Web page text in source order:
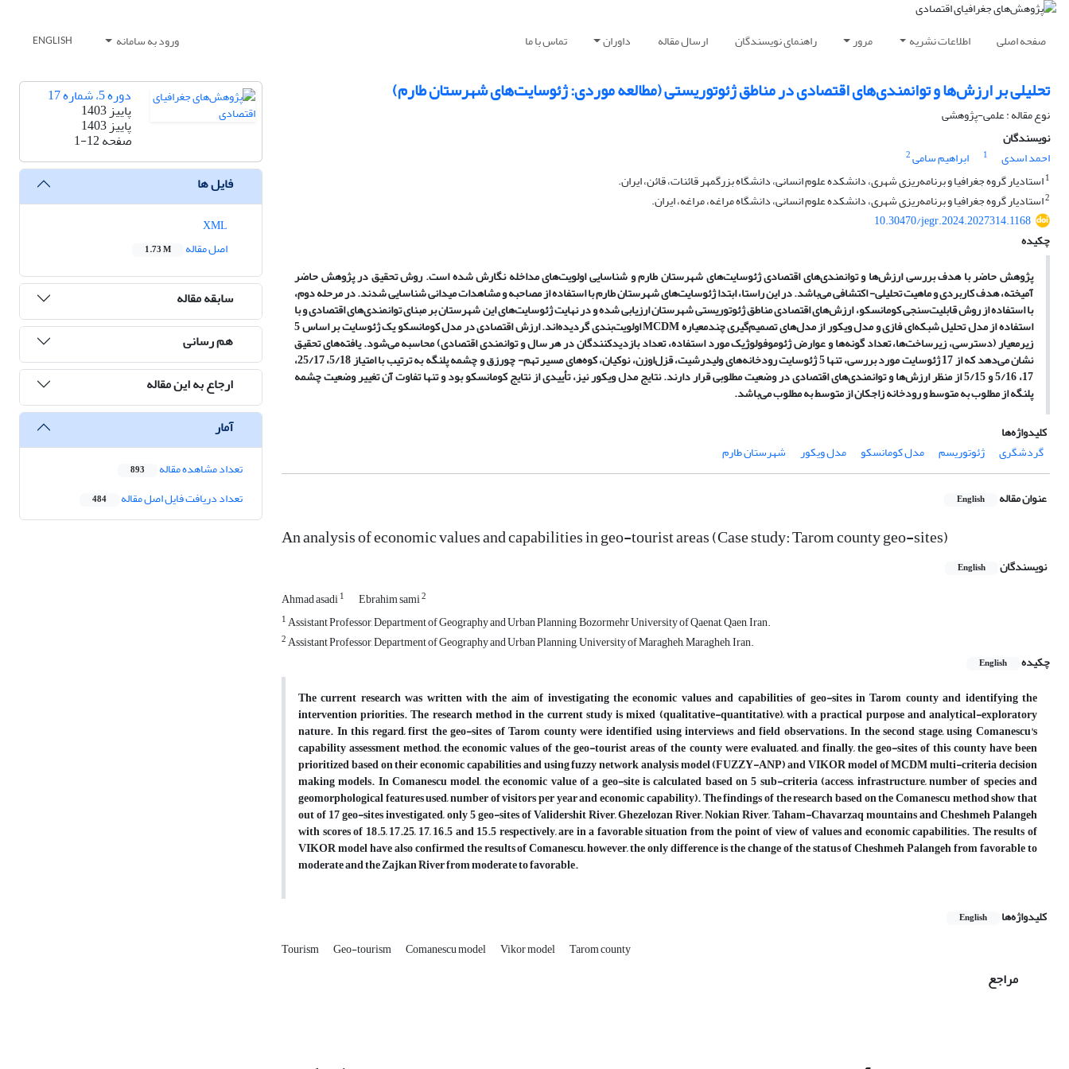
صفحه اصلی اطلاعات نشریه مرور راهنمای نویسندگان ارسال مقاله داوران تماس با ما ورود به سامانه ENGLISH
تحلیلی بر ارزش‌ها و توانمندی‌های اقتصادی در مناطق ژئوتوریستی (مطالعه موردی: ژئوسایت‌های شهرستان طارم)
نوع مقاله : علمی-پژوهشی
نویسندگان
احمد اسدی
1 ابراهیم سامی2
1استادیار گروه جغرافیا و برنامه‌‌ریزی شهری، دانشکده علوم انسانی، دانشگاه بزرگمهر قائنات، قائن، ایران.
2استادیار گروه جغرافیا و برنامه‌‌ریزی شهری، دانشکده علوم انسانی، دانشگاه مراغه، مراغه، ایران.
10.30470/jegr.2024.2027314.1168
چکیده
پژوهش حاضر با هدف بررسی ارزش‌ها و توانمندی‌های اقتصادی ژئوسایت‌های شهرستان طارم و شناسایی اولویت‌های مداخله نگارش شده است. روش تحقیق در پژوهش حاضر
آمیخته، هدف کاربردی و ماهیت تحلیلی- اکتشافی می‌باشد. در این راستا، ابتدا ژئوسایت‌های شهرستان طارم با استفاده از مصاحبه و مشاهدات میدانی شناسایی شدند. در مرحله دوم،
با استفاده از روش قابلیت‌سنجی کومانسکو، ارزش‌‌های اقتصادی مناطق ژئوتوریستی شهرستان ارزیابی شده و در نهایت ژئوسایت‌های این شهرستان بر مبنای توانمندی‌های اقتصادی و با
استفاده از مدل تحلیل شبکه‌ای فازی و مدل ویکور از مدل‌های تصمیم‌گیری چندمعیاره MCDM اولویت‌بندی گردیده‌اند. ارزش اقتصادی در مدل کومانسکو یک ژئوسایت بر اساس 5
زیرمعیار (دسترسی، زیرساخت‌‌ها، تعداد گونه‌‌ها و عوارض ژئوموفولوژیک مورد استفاده، تعداد بازدیدکنندگان در هر سال و توانمندی اقتصادی) محاسبه می‌‌شود. یافته‌های تحقیق
نشان می‌دهد که از 17 ژئوسایت مورد بررسی، تنها 5 ژئوسایت رودخانه‌های ولیدرشیت، قزل‌اوزن، نوکیان، کوه‌های مسیر تهم- چورزق و چشمه پلنگه به ترتیب با امتیاز 5/18، 25/17،
17، 5/16 و 5/15 از منظر ارزش‌ها و توانمندی‌های اقتصادی در وضعیت مطلوبی قرار دارند. نتایج مدل ویکور نیز، تأییدی از نتایج کومانسکو بود و تنها تفاوت آن تغییر وضعیت چشمه
پلنگه از مطلوب به متوسط و رودخانه زاجکان از متوسط به مطلوب می‌باشد.
کلیدواژه‌ها
گردشگری
ژئوتوریسم مدل کومانسکو مدل ویکور شهرستان طارم
عنوان مقاله English
An analysis of economic values and capabilities in geo-tourist areas (Case study: Tarom county geo-sites)
نویسندگان English
Ahmad asadi1 Ebrahim sami2
1Assistant Professor, Department of Geography and Urban Planning, Bozormehr University of Qaenat, Qaen, Iran.
2Assistant Professor, Department of Geography and Urban Planning, University of Maragheh, Maragheh, Iran.
چکیده
English
The current research was written with the aim of investigating the economic values and capabilities of geo-sites in Tarom county and identifying the
intervention priorities. The research method in the current study is mixed (qualitative-quantitative), with a practical purpose and analytical-exploratory
nature. In this regard, first the geo-sites of Tarom county were identified using interviews and field observations. In the second stage, using Comanescu's
capability assessment method, the economic values of the geo-tourist areas of the county were evaluated, and finally, the geo-sites of this county have been
prioritized based on their economic capabilities and using fuzzy network analysis model (FUZZY-ANP) and VIKOR model of MCDM multi-criteria decision
making models. In Comanescu model, the economic value of a geo-site is calculated based on 5 sub-criteria (access, infrastructure, number of species and
geomorphological features used, number of visitors per year and economic capability). The findings of the research based on the Comanescu method show that
out of 17 geo-sites investigated, only 5 geo-sites of Validershit River, Ghezelozan River, Nokian River, Taham-Chavarzaq mountains and Cheshmeh Palangeh
with scores of 18.5, 17.25, 17, 16.5 and 15.5 respectively, are in a favorable situation from the point of view of values and economic capabilities. The results of
VIKOR model have also confirmed the results of Comanescu, however, the only difference is the change of the status of Cheshmeh Palangeh from favorable to
moderate and the Zajkan River from moderate to favorable.
کلیدواژه‌ها English
Tourism Geo-tourism Comanescu model Vikor model Tarom county
مراجع
دوره 5، شماره 17
پاییز 1403
پاییز 1403
صفحه1-12
فایل ها
اصل مقاله
1.73 M
سابقه مقاله
هم رسانی
ارجاع به این مقاله
آمار
تعداد مشاهده مقاله 893
تعداد دریافت فایل اصل مقاله 484